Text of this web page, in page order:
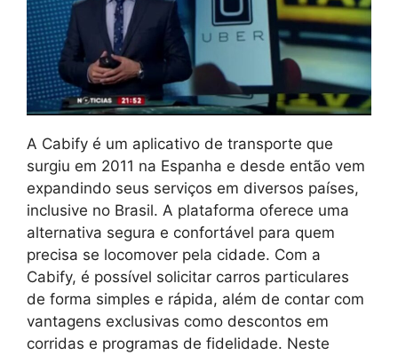
A Cabify é um aplicativo de transporte que
surgiu em 2011 na Espanha e desde então vem
expandindo seus serviços em diversos países,
inclusive no Brasil. A plataforma oferece uma
alternativa segura e confortável para quem
precisa se locomover pela cidade. Com a
Cabify, é possível solicitar carros particulares
de forma simples e rápida, além de contar com
vantagens exclusivas como descontos em
corridas e programas de fidelidade. Neste